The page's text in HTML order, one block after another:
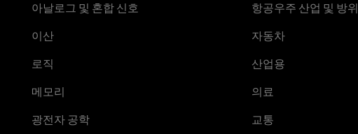
아날로그 및 혼합 신호
이산
로직
메모리
광전자 공학
항공우주 산업 및 방위
자동차
산업용
의료
교통